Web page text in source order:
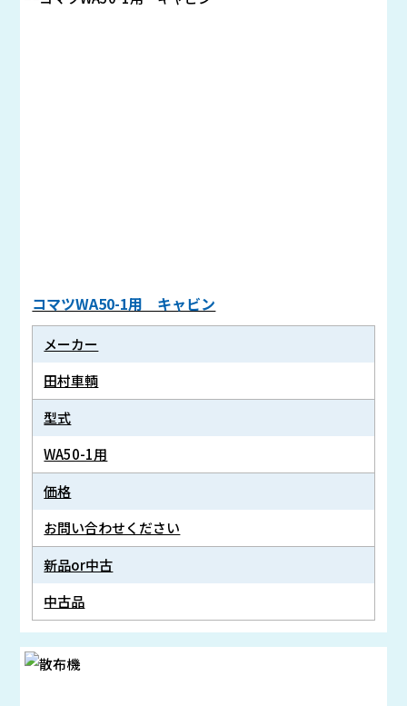
コマツWA50-1用 キャビン
メーカー
田村車輌
型式
WA50-1用
価格
お問い合わせください
新品or中古
中古品